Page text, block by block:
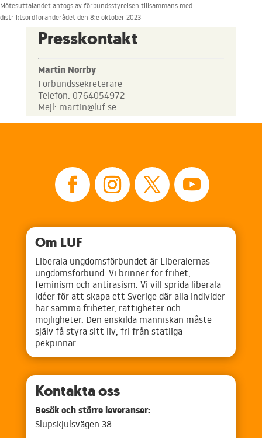
Mötesuttalandet antogs av förbundsstyrelsen tillsammans med
distriktsordföranderådet den 8:e oktober 2023
Presskontakt
Martin Norrby
Förbundssekreterare
Telefon: 0764054972
Mejl: martin@luf.se
Om LUF
Liberala ungdomsförbundet är Liberalernas
ungdomsförbund. Vi brinner för frihet,
feminism och antirasism. Vi vill sprida liberala
idéer för att skapa ett Sverige där alla individer
har samma friheter, rättigheter och
möjligheter. Den enskilda människan måste
själv få styra sitt liv, fri från statliga
pekpinnar.
Kontakta oss
Besök och större leveranser:
Slupskjulsvägen 38